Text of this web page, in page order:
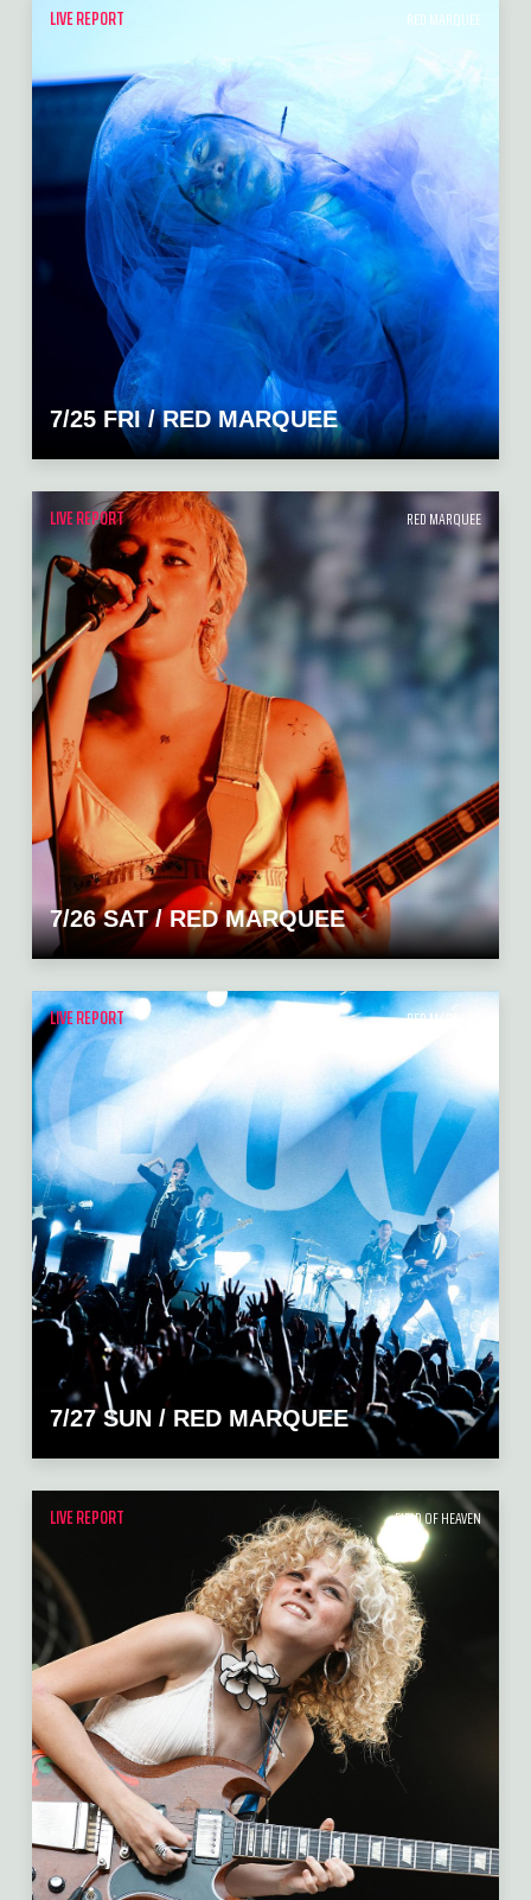
LIVE REPORT RED MARQUEE
7/25 FRI / RED MARQUEE
LIVE REPORT RED MARQUEE
7/26 SAT / RED MARQUEE
LIVE REPORT RED MARQUEE
7/27 SUN / RED MARQUEE
LIVE REPORT FIELD OF HEAVEN